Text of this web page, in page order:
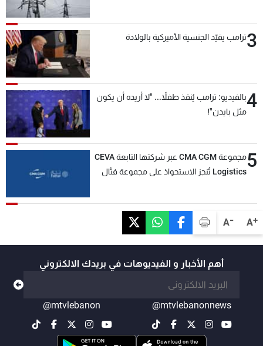
A+
A-
3ترامب يقيّد الجنسية الأميركية بالولادة
4بالفيديو: ترامب يُنقذ طفلاً... "لا أريده أن يكون
مثل بايدن"!
5
مجموعة CMA CGM عبر شركتها التابعة CEVA
Logistics تُنجز الاستحواذ على مجموعة فتّال
أهم الأخبار و الفيديوهات في بريدك الالكتروني
@mtvlebanonnews
@mtvlebanon